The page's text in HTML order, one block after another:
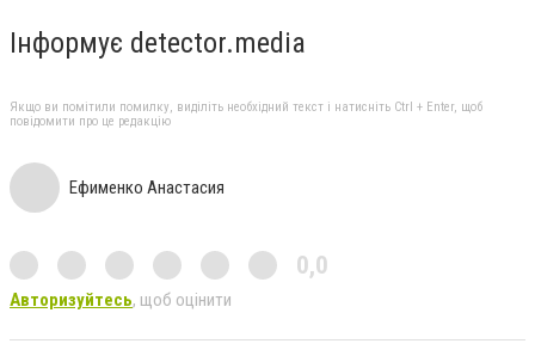
Інформує detector.media
Якщо ви помітили помилку, виділіть необхідний текст і натисніть Ctrl + Enter, щоб
повідомити про це редакцію
Ефименко Анастасия
0,0
Авторизуйтесь, щоб оцінити